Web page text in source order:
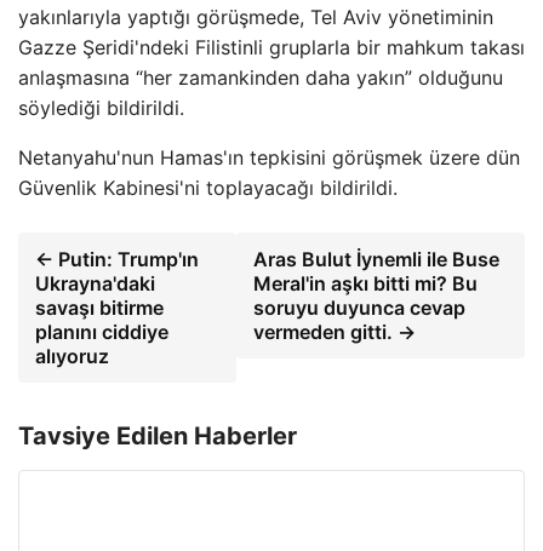
yakınlarıyla yaptığı görüşmede, Tel Aviv yönetiminin
Gazze Şeridi'ndeki Filistinli gruplarla bir mahkum takası
anlaşmasına “her zamankinden daha yakın” olduğunu
söylediği bildirildi.
Netanyahu'nun Hamas'ın tepkisini görüşmek üzere dün
Güvenlik Kabinesi'ni toplayacağı bildirildi.
← Putin: Trump'ın
Ukrayna'daki
savaşı bitirme
planını ciddiye
alıyoruz
Aras Bulut İynemli ile Buse
Meral'in aşkı bitti mi? Bu
soruyu duyunca cevap
vermeden gitti. →
Tavsiye Edilen Haberler